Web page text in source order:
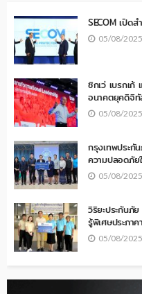
SECOM เปิด
05/08/2025
ซิกเว่ เบรกเก้
อนาคตยุคดิจิ
05/08/2025
กรุงเทพประกั
ความปลอดภัย
05/08/2025
วิริยะประกันภั
รู้พิเศษประภา
05/08/2025